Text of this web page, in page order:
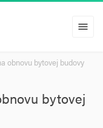
menu
obnovu bytovej budovy
bytovej